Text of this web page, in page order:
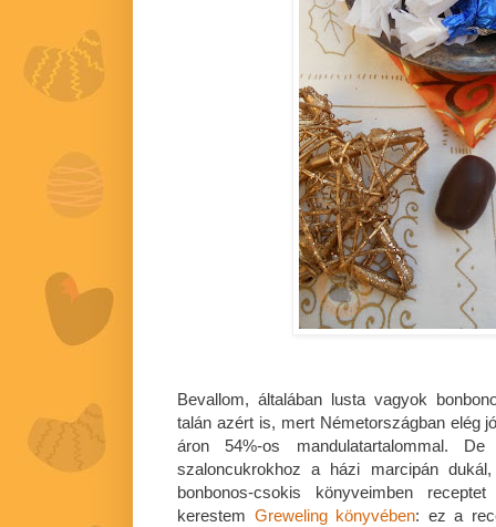
Bevallom, általában lusta vagyok
talán azért is, mert Németországban elég
áron 54%-os mandulatartalommal.
szaloncukrokhoz a házi marcipán
bonbonos-csokis könyveimben
kerestem Greweling könyvében: ez a